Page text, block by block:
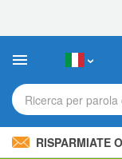
sito
include
sistemaRicerca per
RISPARMIATE